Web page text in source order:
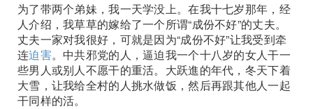
为了带两个弟妹，我一天学没上。在我十七岁那年，经
人介绍，我草草的嫁给了一个所谓“成份不好”的丈夫。
丈夫一家对我很好，可就是因为“成份不好”让我受到牵
连迫害。中共邪党的人，逼迫我一个十八岁的女人干一
些男人或别人不愿干的重活。大跃進的年代，冬天下着
大雪，让我给全村的人挑水做饭，然后再跟其他人一起
干同样的活。